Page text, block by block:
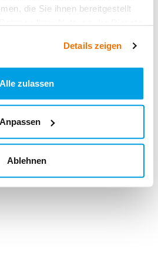
die Sie ihnen bereitgestellt
Details zeigen
Alle zulassen
Anpassen
Ablehnen